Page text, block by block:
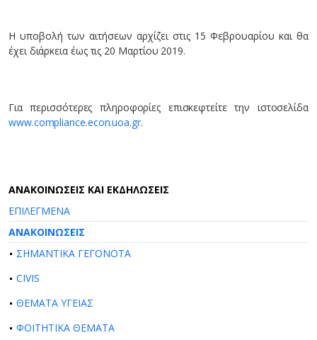
Η υποβολή των αιτήσεων αρχίζει στις 15 Φεβρουαρίου και θα
έχει διάρκεια έως τις 20 Μαρτίου 2019.
Για περισσότερες πληροφορίες επισκεφτείτε την ιστοσελίδα
www.compliance.econ.uoa.gr.
AΝΑΚΟΙΝΩΣΕΙΣ ΚΑΙ ΕΚΔΗΛΩΣΕΙΣ
ΕΠΙΛΕΓΜΕΝΑ
ΑΝΑΚΟΙΝΩΣΕΙΣ
ΣΗΜΑΝΤΙΚΑ ΓΕΓΟΝΟΤΑ
CIVIS
ΘΕΜΑΤΑ ΥΓΕΙΑΣ
ΦΟΙΤΗΤΙΚΑ ΘΕΜΑΤΑ